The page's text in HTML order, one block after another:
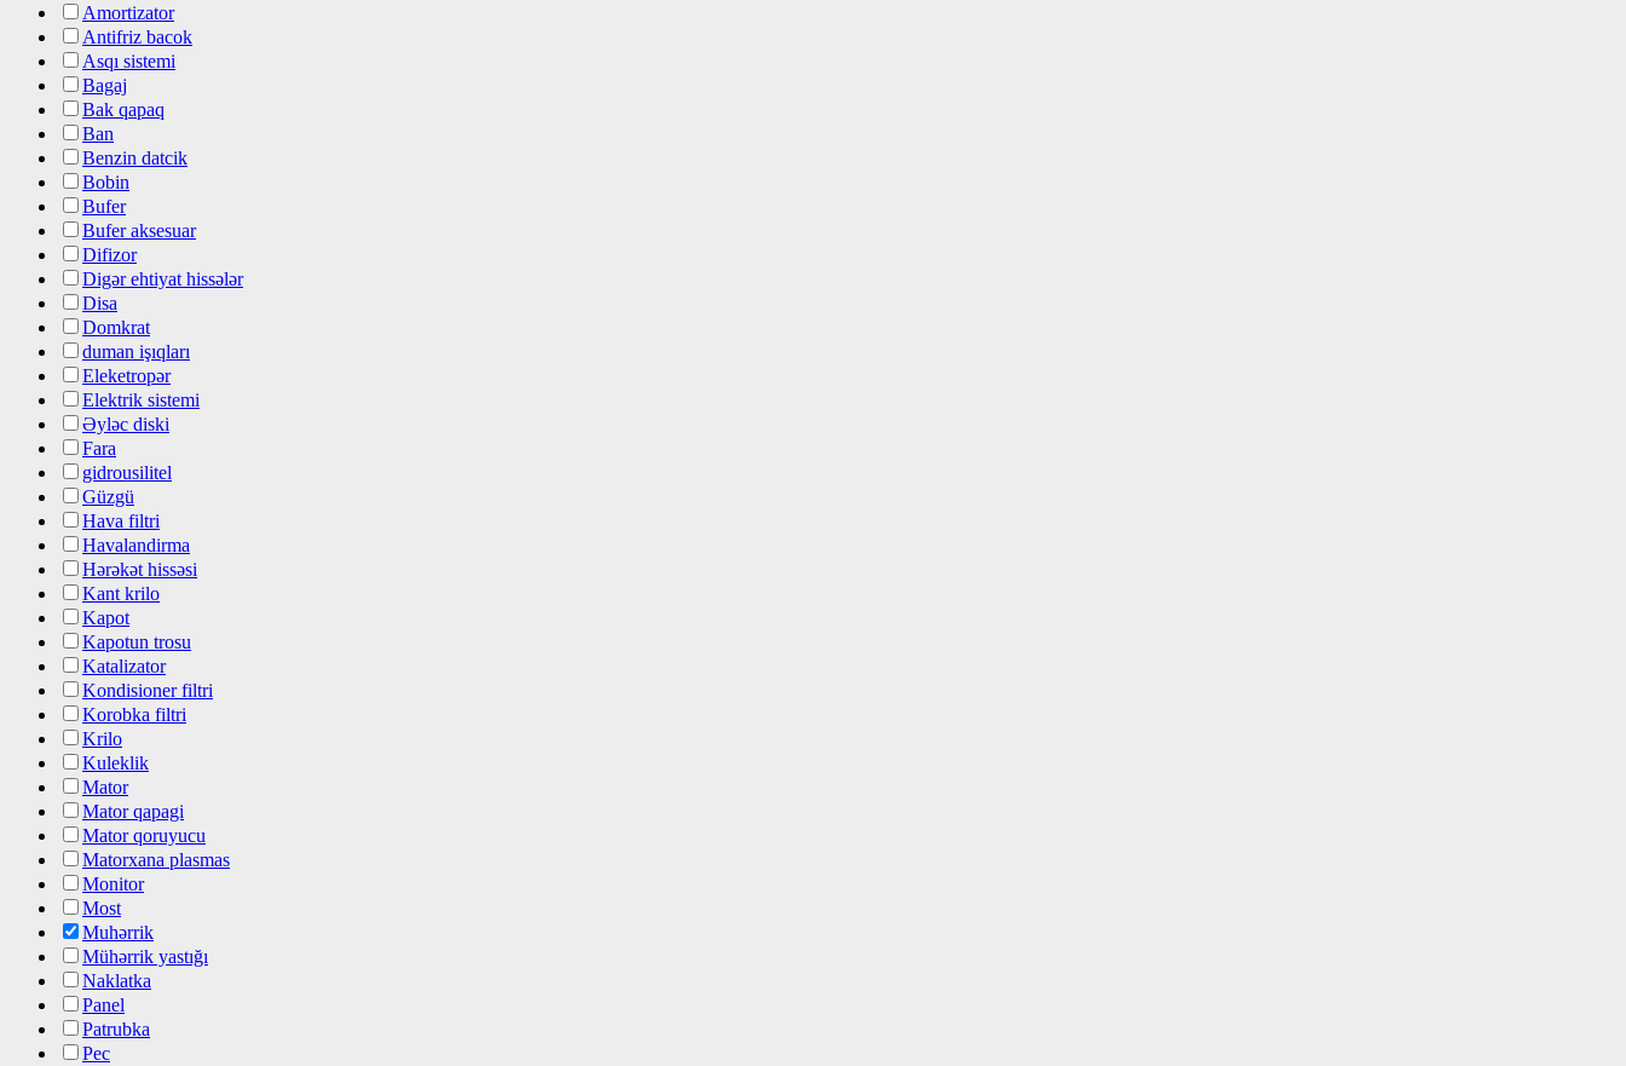
Amortizator
Antifriz bacok
Asqı sistemi
Bagaj
Bak qapaq
Ban
Benzin datcik
Bobin
Bufer
Bufer aksesuar
Difizor
Digər ehtiyat hissələr
Disa
Domkrat
duman işıqları
Eleketropər
Elektrik sistemi
Əyləc diski
Fara
gidrousilitel
Güzgü
Hava filtri
Havalandirma
Hərəkət hissəsi
Kant krilo
Kapot
Kapotun trosu
Katalizator
Kondisioner filtri
Korobka filtri
Krilo
Kuleklik
Mator
Mator qapagi
Mator qoruyucu
Matorxana plasmas
Monitor
Most
Muhərrik
Mühərrik yastığı
Naklatka
Panel
Patrubka
Pec